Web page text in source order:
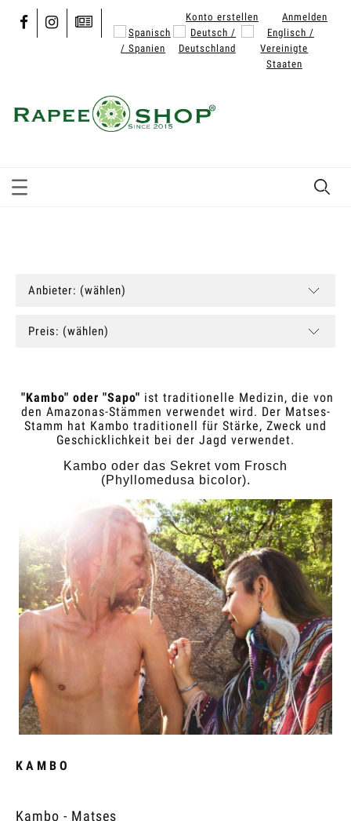
Konto erstellen Anmelden
Anbieter: (wählen)
Preis: (wählen)
"Kambo" oder "Sapo" ist traditionelle Medizin, die von
den Amazonas-Stämmen verwendet wird. Der Matses-
Stamm hat Kambo traditionell für Stärke, Zweck und
Geschicklichkeit bei der Jagd verwendet.
Kambo oder das Sekret vom Frosch
(Phyllomedusa bicolor).
KAMBO
Kambo - Matses